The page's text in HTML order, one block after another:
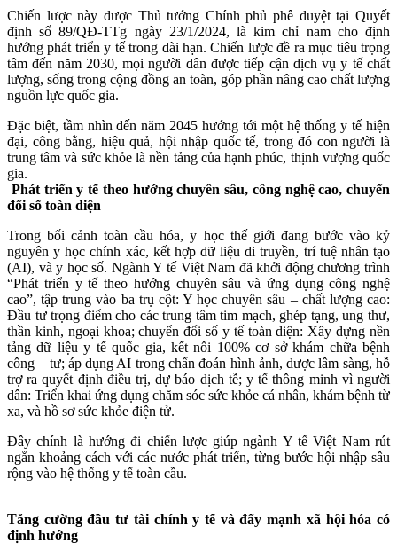
Chiến lược này được Thủ tướng Chính phủ phê duyệt tại Quyết
định số 89/QĐ-TTg ngày 23/1/2024, là kim chỉ nam cho định
hướng phát triển y tế trong dài hạn. Chiến lược đề ra mục tiêu trọng
tâm đến năm 2030, mọi người dân được tiếp cận dịch vụ y tế chất
lượng, sống trong cộng đồng an toàn, góp phần nâng cao chất lượng
nguồn lực quốc gia.
Đặc biệt, tầm nhìn đến năm 2045 hướng tới một hệ thống y tế hiện
đại, công bằng, hiệu quả, hội nhập quốc tế, trong đó con người là
trung tâm và sức khỏe là nền tảng của hạnh phúc, thịnh vượng quốc
gia.
Phát triển y tế theo hướng chuyên sâu, công nghệ cao, chuyển
đổi số toàn diện
Trong bối cảnh toàn cầu hóa, y học thế giới đang bước vào kỷ
nguyên y học chính xác, kết hợp dữ liệu di truyền, trí tuệ nhân tạo
(AI), và y học số. Ngành Y tế Việt Nam đã khởi động chương trình
“Phát triển y tế theo hướng chuyên sâu và ứng dụng công nghệ
cao”, tập trung vào ba trụ cột: Y học chuyên sâu – chất lượng cao:
Đầu tư trọng điểm cho các trung tâm tim mạch, ghép tạng, ung thư,
thần kinh, ngoại khoa; chuyển đổi số y tế toàn diện: Xây dựng nền
tảng dữ liệu y tế quốc gia, kết nối 100% cơ sở khám chữa bệnh
công – tư; áp dụng AI trong chẩn đoán hình ảnh, dược lâm sàng, hỗ
trợ ra quyết định điều trị, dự báo dịch tễ; y tế thông minh vì người
dân: Triển khai ứng dụng chăm sóc sức khỏe cá nhân, khám bệnh từ
xa, và hồ sơ sức khỏe điện tử.
Đây chính là hướng đi chiến lược giúp ngành Y tế Việt Nam rút
ngắn khoảng cách với các nước phát triển, từng bước hội nhập sâu
rộng vào hệ thống y tế toàn cầu.
Tăng cường đầu tư tài chính y tế và đẩy mạnh xã hội hóa có
định hướng